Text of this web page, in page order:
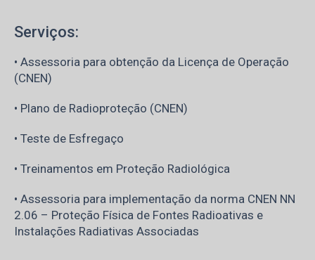
Serviços:
• Assessoria para obtenção da Licença de Operação
(CNEN)
• Plano de Radioproteção (CNEN)
• Teste de Esfregaço
• Treinamentos em Proteção Radiológica
• Assessoria para implementação da norma CNEN NN
2.06 – Proteção Física de Fontes Radioativas e
Instalações Radiativas Associadas